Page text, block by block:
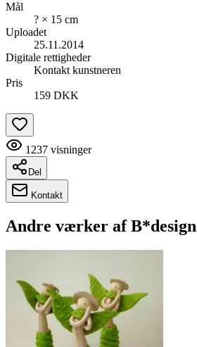
Mål
? × 15 cm
Uploadet
25.11.2014
Digitale rettigheder
Kontakt kunstneren
Pris
159 DKK
1237 visninger
Del
Kontakt
Andre værker afB*design